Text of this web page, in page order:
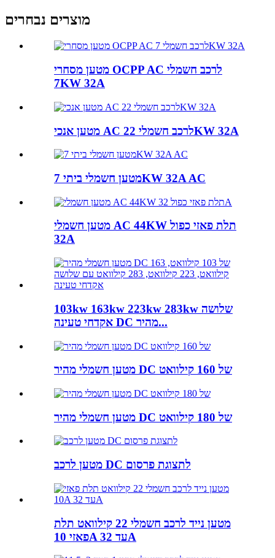
מוצרים נבחרים
מטען מסחרי OCPP AC לרכב חשמלי
7KW 32A
מטען אנכי AC לרכב חשמלי 22KW 32A
מטען חשמלי ביתי 7KW 32A AC
מטען חשמלי AC 44KW תלת פאזי כפול
32A
103kw 163kw 223kw 283kw שלושה
אקדחי טעינה DC מהיר...
מטען חשמלי מהיר DC של 160 קילוואט
מטען חשמלי מהיר DC של 180 קילוואט
מטען לרכב DC לתצוגת פרסום
מטען נייד לרכב חשמלי 22 קילוואט תלת
פאזי 10A עד 32A